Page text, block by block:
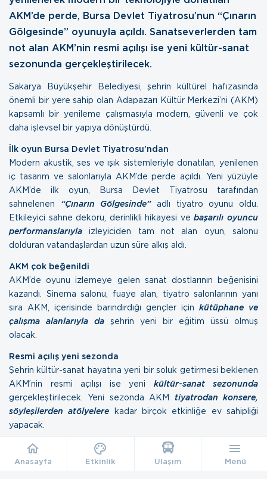
AKM’de perde, Bursa Devlet Tiyatrosu’nun “Çınarın
Gölgesinde” oyunuyla açıldı. Sanatseverlerden tam
not alan AKM’nin resmi açılışı ise yeni kültür-sanat
sezonunda gerçekleştirilecek.
Sakarya Büyükşehir Belediyesi, şehrin kültürel hafızasında
önemli bir yere sahip olan Adapazarı Kültür Merkezi’ni (AKM)
kapsamlı bir yenileme çalışmasıyla modern, güvenli ve çok
daha işlevsel bir yapıya dönüştürdü.
İlk oyun Bursa Devlet Tiyatrosu’ndan
Modern akustik, ses ve ışık sistemleriyle donatılan, yenilenen
iç tasarım ve salonlarıyla AKM’de perde açıldı. Yeni yüzüyle
AKM’de ilk oyun, Bursa Devlet Tiyatrosu tarafından
sahnelenen “Çınarın Gölgesinde”adlı tiyatro oyunu oldu.
Etkileyici sahne dekoru, derinlikli hikayesi vebaşarılı oyuncu
performanslarıyla izleyiciden tam not alan oyun, salonu
dolduran vatandaşlardan uzun süre alkış aldı.
AKM çok beğenildi
AKM’de oyunu izlemeye gelen sanat dostlarının beğenisini
kazandı. Sinema salonu, fuaye alan, tiyatro salonlarının yanı
sıra AKM, içerisinde barındırdığı gençler için kütüphane ve
çalışma alanlarıyla da şehrin yeni bir eğitim üssü olmuş
olacak.
Resmi açılış yeni sezonda
Şehrin kültür-sanat hayatına yeni bir soluk getirmesi beklenen
AKM’nin resmi açılışı ise yeni kültür-sanat sezonunda
gerçekleştirilecek. Yeni sezonda AKM tiyatrodan konsere,
söyleşilerden atölyelere kadar birçok etkinliğe ev sahipliği
yapacak.
Anasayfa Etkinlik Ulaşım Menü